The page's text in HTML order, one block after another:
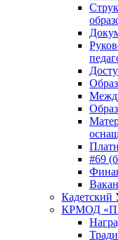
#69
Кадетский
КРМОД